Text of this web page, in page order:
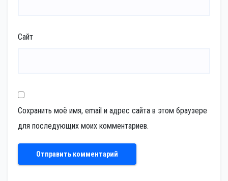
Сайт
Сохранить моё имя, email и адрес сайта в этом браузере
для последующих моих комментариев.